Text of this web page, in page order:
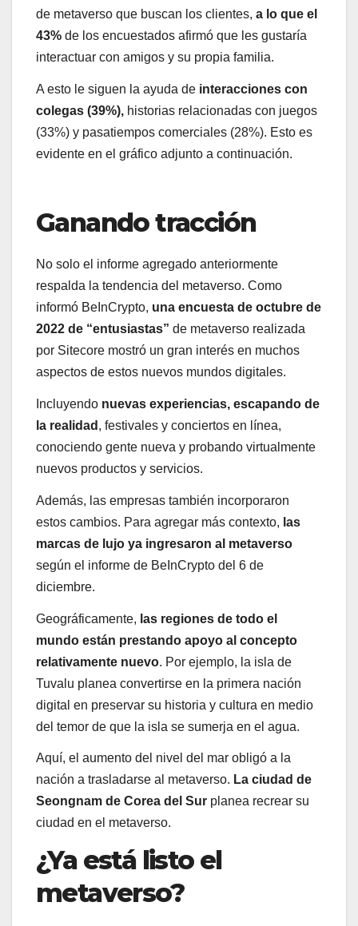
de metaverso que buscan los clientes, a lo que el
43% de los encuestados afirmó que les gustaría
interactuar con amigos y su propia familia.
A esto le siguen la ayuda de interacciones con
colegas (39%), historias relacionadas con juegos
(33%) y pasatiempos comerciales (28%). Esto es
evidente en el gráfico adjunto a continuación.
Ganando tracción
No solo el informe agregado anteriormente
respalda la tendencia del metaverso. Como
informó BeInCrypto, una encuesta de octubre de
2022 de “entusiastas” de metaverso realizada
por Sitecore mostró un gran interés en muchos
aspectos de estos nuevos mundos digitales.
Incluyendo nuevas experiencias, escapando de
la realidad , festivales y conciertos en línea,
conociendo gente nueva y probando virtualmente
nuevos productos y servicios.
Además, las empresas también incorporaron
estos cambios. Para agregar más contexto, las
marcas de lujo ya ingresaron al metaverso
según el informe de BeInCrypto del 6 de
diciembre.
Geográficamente, las regiones de todo el
mundo están prestando apoyo al concepto
relativamente nuevo. Por ejemplo, la isla de
Tuvalu planea convertirse en la primera nación
digital en preservar su historia y cultura en medio
del temor de que la isla se sumerja en el agua.
Aquí, el aumento del nivel del mar obligó a la
nación a trasladarse al metaverso. La ciudad de
Seongnam de Corea del Sur planea recrear su
ciudad en el metaverso.
¿Ya está listo el
metaverso?